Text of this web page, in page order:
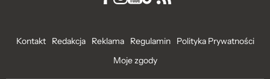
Kontakt Redakcja Reklama Regulamin
Polityka Prywatności
Moje zgody